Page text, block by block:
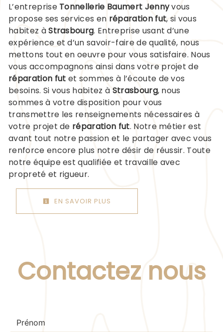
L’entreprise Tonnellerie Baumert Jennyvous
propose ses services en réparation fut, si vous
habitez àStrasbourg. Entreprise usant d’une
expérience et d’un savoir-faire de qualité, nous
mettons tout en oeuvre pour vous satisfaire. Nous
vous accompagnons ainsi dans votre projet de
réparation fut et sommes à l’écoute de vos
besoins. Si vous habitez à Strasbourg, nous
sommes à votre disposition pour vous
transmettre les renseignements nécessaires à
votre projet de réparation fut. Notre métier est
avant tout notre passion et le partager avec vous
renforce encore plus notre désir de réussir. Toute
notre équipe est qualifiée et travaille avec
propreté et rigueur.
EN SAVOIR PLUS
Contactez nous